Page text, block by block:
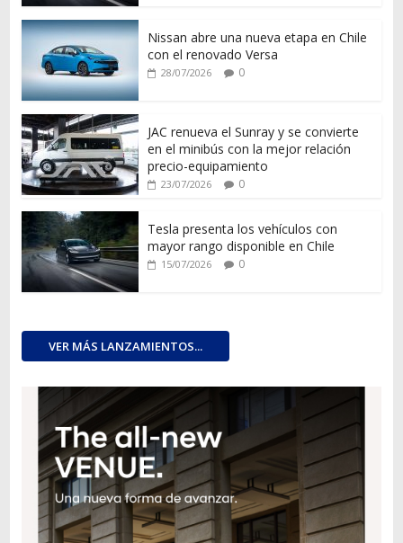
Nissan abre una nueva etapa en Chile
con el renovado Versa
28/07/2026 0
JAC renueva el Sunray y se convierte
en el minibús con la mejor relación
precio-equipamiento
23/07/2026 0
Tesla presenta los vehículos con
mayor rango disponible en Chile
15/07/2026 0
VER MÁS LANZAMIENTOS...